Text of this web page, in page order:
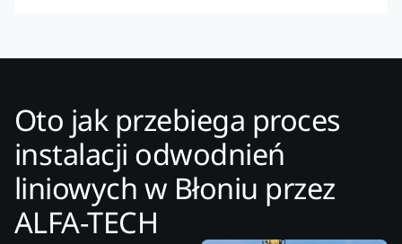
Oto jak przebiega proces
instalacji odwodnień
liniowych w Błoniu przez
ALFA-TECH